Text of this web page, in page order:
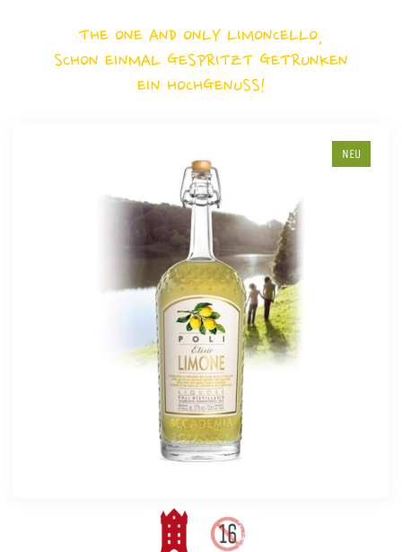
THE ONE AND ONLY LIMONCELLO,
SCHON EINMAL GESPRITZT GETRUNKEN
EIN HOCHGENUSS!
NEU